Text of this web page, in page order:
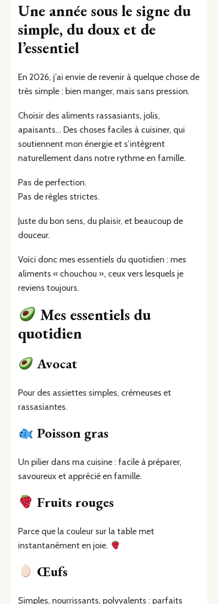
Une année sous le signe du
simple, du doux et de
l’essentiel
En 2026, j’ai envie de revenir à quelque chose de
très simple : bien manger, mais sans pression.
Choisir des aliments rassasiants, jolis,
apaisants… Des choses faciles à cuisiner, qui
soutiennent mon énergie et s’intègrent
naturellement dans notre rythme en famille.
Pas de perfection.
Pas de règles strictes.
Juste du bon sens, du plaisir, et beaucoup de
douceur.
Voici donc mes essentiels du quotidien : mes
aliments « chouchou », ceux vers lesquels je
reviens toujours.
Mes essentiels du
quotidien
Avocat
Pour des assiettes simples, crémeuses et
rassasiantes.
Poisson gras
Un pilier dans ma cuisine : facile à préparer,
savoureux et apprécié en famille.
Fruits rouges
Parce que la couleur sur la table met
instantanément en joie.
Œufs
Simples, nourrissants, polyvalents : parfaits